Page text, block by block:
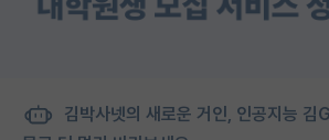
김박사넷의 새로운 거인, 인공지능 김